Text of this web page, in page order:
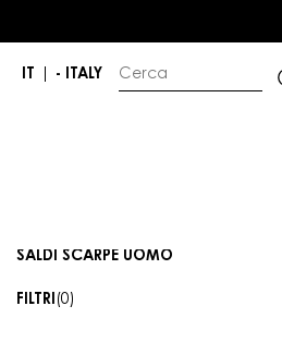
IT - ITALY
SALDI SCARPE UOMO
FILTRI (0)